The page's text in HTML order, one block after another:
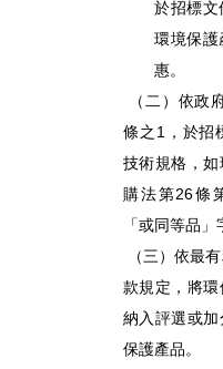
於招標文
環境保護
惠。
（二）依政
條之1，於招
技術規格，
購法第26條
「或同等品」
（三）依最
款規定，將環
納入評選或
保護產品。